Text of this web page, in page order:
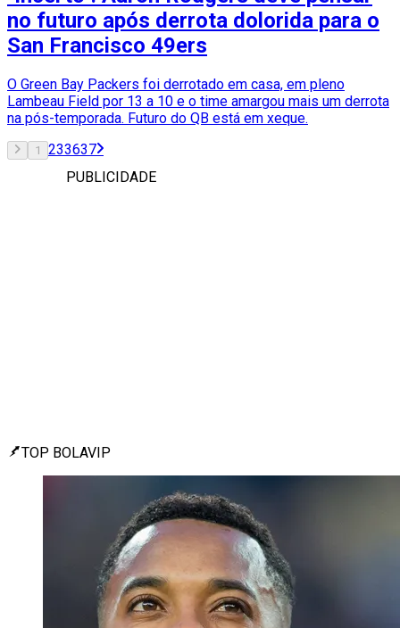
no futuro após derrota dolorida para o
San Francisco 49ers
O Green Bay Packers foi derrotado em casa, em pleno
Lambeau Field por 13 a 10 e o time amargou mais um derrota
na pós-temporada. Futuro do QB está em xeque.
1 233637
PUBLICIDADE
TOP BOLAVIP